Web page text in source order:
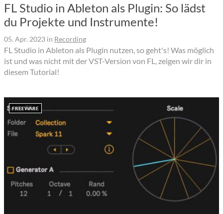
FL Studio in Ableton als Plugin: So lädst
du Projekte und Instrumente!
05. Apr. 2023 in Recording
FL Studio in Ableton als Plugin nutzen, so geht's! Was möglich
ist und was nicht mit der VST-Version von FL, zeigen wir dir in
diesem Tutorial!
FREEWARE